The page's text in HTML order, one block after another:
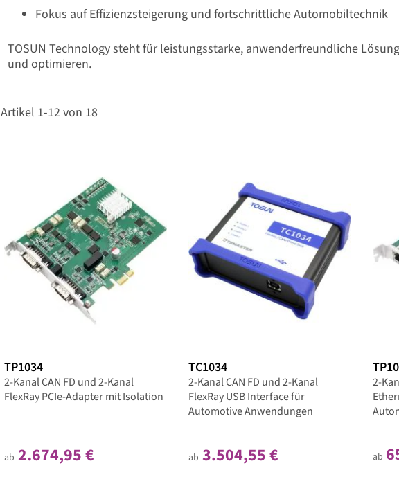
Fokus auf Effizienzsteigerung und fortschrittliche Automobiltechnik
TOSUN Technology steht für leistungsstarke, anwenderfreundliche
und optimieren.
Artikel 1-12 von 18
TP1034
2-Kanal CAN FD und 2-Kanal
FlexRay PCIe-Adapter mit Isolation
ab 2.674,95 €
TC1034
2-Kanal CAN FD und 2-Kanal
FlexRay USB Interface für
Automotive Anwendungen
ab 3.504,55 €
2-
ab